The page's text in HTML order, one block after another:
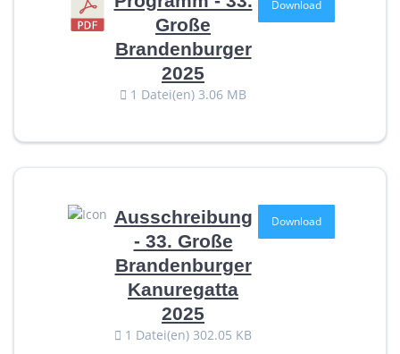
Große
Brandenburger
2025
1 Datei(en) 3.06 MB
Download
Ausschreibung
- 33. Große
Brandenburger
Kanuregatta
2025
1 Datei(en) 302.05 KB
Download